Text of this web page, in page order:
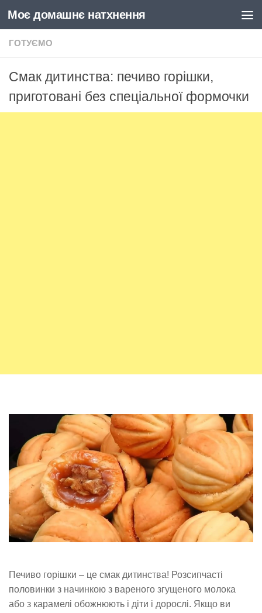
Skip to content
Моє домашнє натхнення
ГОТУЄМО
Смак дитинства: печиво горішки,
приготовані без спеціальної формочки
Печиво горішки – це смак дитинства! Розсипчасті
половинки з начинкою з вареного згущеного молока
або з карамелі обожнюють і діти і дорослі. Якщо ви